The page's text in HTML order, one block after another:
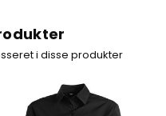
i disse produkter